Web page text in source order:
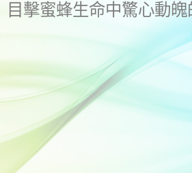
目擊蜜蜂生命中驚心動